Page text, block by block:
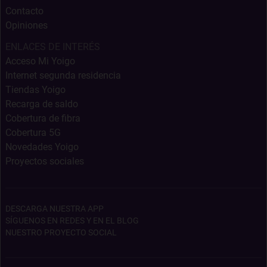
Contacto
Opiniones
Acceso Mi Yoigo
Internet segunda residencia
Tiendas Yoigo
Recarga de saldo
Cobertura de fibra
Cobertura 5G
Novedades Yoigo
Proyectos sociales
DESCARGA NUESTRA APP
SÍGUENOS EN REDES Y EN EL BLOG
NUESTRO PROYECTO SOCIAL